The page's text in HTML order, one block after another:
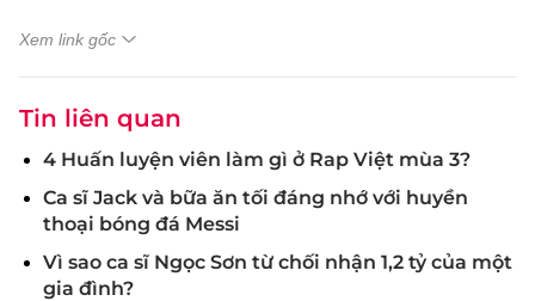
Xem link gốc
Tin liên quan
4 Huấn luyện viên làm gì ở Rap Việt mùa 3?
Ca sĩ Jack và bữa ăn tối đáng nhớ với huyền
thoại bóng đá Messi
Vì sao ca sĩ Ngọc Sơn từ chối nhận 1,2 tỷ của một
gia đình?